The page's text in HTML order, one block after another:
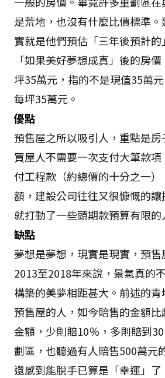
是荒地，也沒有什麼比價標準
實就是他們預估「三年後預計
「如果美好夢想成真」後的房
坪35萬元，指的不是現值35萬
每坪35萬元。
優點
預售屋之所以吸引人，重點是
買屋人不需要一次支付大筆款
付工程款（約總價的十分之一
額，建設公司往往又很慷慨的
就打動了一些頭期款預算有限的
缺點
夢想是夢想，現實是現實，預售
2013至2018年來說，景氣真的
構築的美夢相距甚大。前述的
預售屋的人，如今賠售的金額
金額，少則賠10％，多則賠到
劃區，也聽過有人賠售500萬元
還感到能脫手已算是「幸運」了